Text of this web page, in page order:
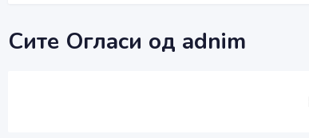
Сите Огласи од adnim